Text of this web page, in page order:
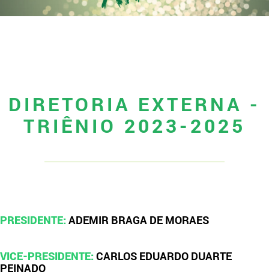
DIRETORIA EXTERNA -
TRIÊNIO 2023-2025
PRESIDENTE:ADEMIR BRAGA DE MORAES
VICE-PRESIDENTE:CARLOS EDUARDO DUARTE
PEINADO